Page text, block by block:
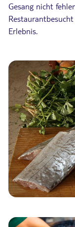
Gesang nicht
Erlebnis.